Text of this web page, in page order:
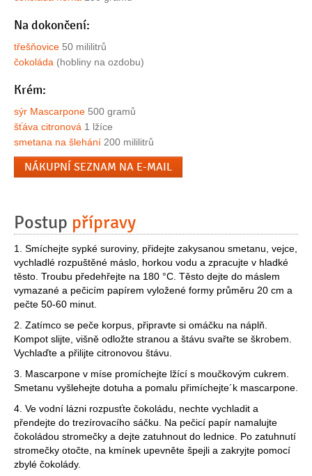
Na dokončení:
třešňovice 50 mililitrů
čokoláda (hobliny na ozdobu)
Krém:
sýr Mascarpone 500 gramů
šťáva citronová 1 lžíce
smetana na šlehání 200 mililitrů
NÁKUPNÍ SEZNAM NA E-MAIL
Postup přípravy
1. Smíchejte sypké suroviny, přidejte zakysanou smetanu, vejce,
vychladlé rozpuštěné máslo, horkou vodu a zpracujte v hladké
těsto. Troubu předehřejte na 180 °C. Těsto dejte do máslem
vymazané a pečicím papírem vyložené formy průměru 20 cm a
pečte 50-60 minut.
2. Zatímco se peče korpus, připravte si omáčku na náplň.
Kompot slijte, višně odložte stranou a štávu svařte se škrobem.
Vychlaďte a přilijte citronovou štávu.
3. Mascarpone v míse promíchejte lžící s moučkovým cukrem.
Smetanu vyšlehejte dotuha a pomalu přimíchejte´k mascarpone.
4. Ve vodní lázni rozpusťte čokoládu, nechte vychladit a
přendejte do trezírovacího sáčku. Na pečicí papír namalujte
čokoládou stromečky a dejte zatuhnout do lednice. Po zatuhnutí
stromečky otočte, na kmínek upevněte špejli a zakryjte pomocí
zbylé čokolády.